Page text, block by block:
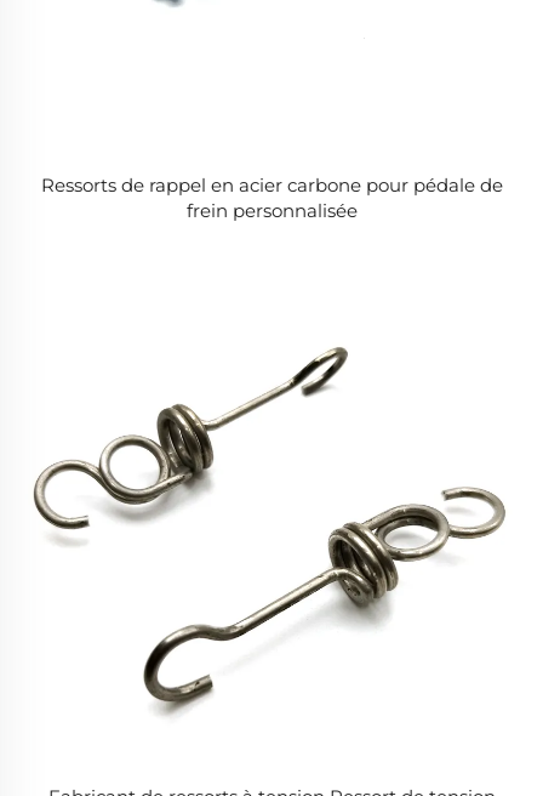
Ressorts de rappel en acier carbone pour pédale de
frein personnalisée